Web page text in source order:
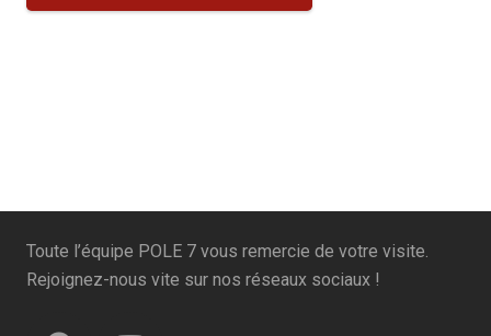
Toute l’équipe POLE 7 vous remercie de votre visite.
Rejoignez-nous vite sur nos réseaux sociaux !